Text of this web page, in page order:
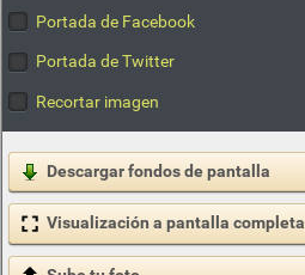
Portada de Facebook
Portada de Twitter
Recortar imagen
Descargar fondos de pantalla
Visualización a pantalla completa